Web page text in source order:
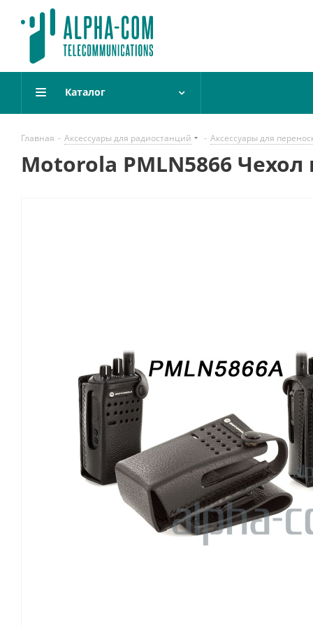
Каталог
Главная - Аксессуары для радиостанций - Аксессуары для
Motorola PMLN5866